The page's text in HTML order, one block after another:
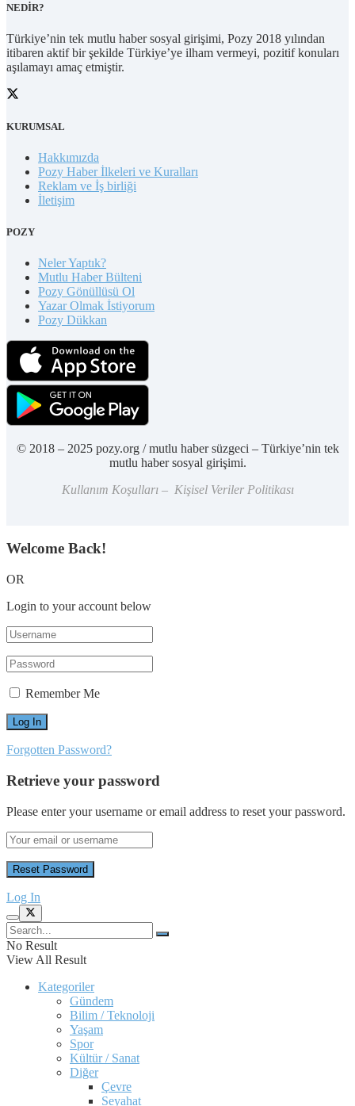
NEDİR?
Türkiye’nin tek mutlu haber sosyal girişimi, Pozy 2018 yılından
itibaren aktif bir şekilde Türkiye’ye ilham vermeyi, pozitif konuları
aşılamayı amaç etmiştir.
KURUMSAL
Hakkımızda
Pozy Haber İlkeleri ve Kuralları
Reklam ve İş birliği
İletişim
POZY
Neler Yaptık?
Mutlu Haber Bülteni
Pozy Gönüllüsü Ol
Yazar Olmak İstiyorum
Pozy Dükkan
© 2018 – 2025 pozy.org / mutlu haber süzgeci – Türkiye’nin tek
mutlu haber sosyal girişimi.
Kullanım Koşulları – Kişisel Veriler Politikası
Welcome Back!
OR
Login to your account below
Remember Me
Forgotten Password?
Retrieve your password
Please enter your username or email address to reset your password.
Log In
No Result
View All Result
Kategoriler
Gündem
Bilim / Teknoloji
Yaşam
Spor
Kültür / Sanat
Diğer
Çevre
Seyahat